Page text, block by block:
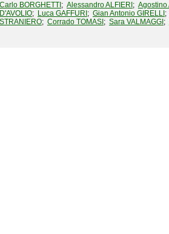
Carlo BORGHETTI ; Alessandro ALFIERI ; Agostino
D'AVOLIO; Luca GAFFURI ; Gian Antonio GIRELLI ;
STRANIERO; Corrado TOMASI ; Sara VALMAGGI ;